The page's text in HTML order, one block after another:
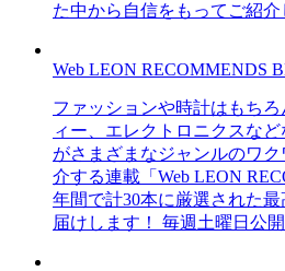
た中から自信をもってご紹介
Web LEON RECOMMENDS
ファッションや時計はもち
ィー、エレクトロニクスな
がさまざまなジャンルのワ
介する連載「Web LEON
年間で計30本に厳選された
届けします！ 毎週土曜日公開